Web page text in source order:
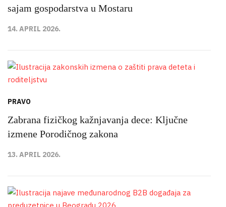
sajam gospodarstva u Mostaru
14. APRIL 2026.
PRAVO
Zabrana fizičkog kažnjavanja dece: Ključne
izmene Porodičnog zakona
13. APRIL 2026.